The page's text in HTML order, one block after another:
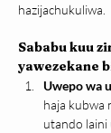
hazijachukuliwa.
Sababu kuu
yawezekane
Uwepo wa
haja kubwa
utando